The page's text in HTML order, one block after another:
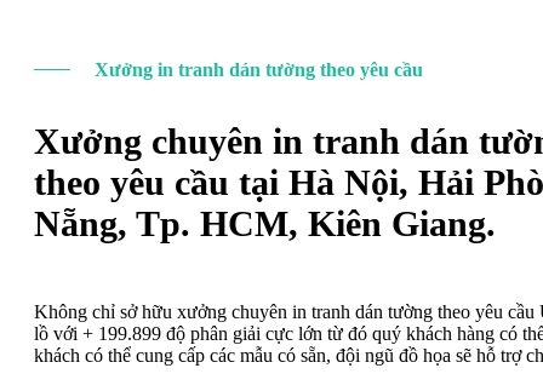
Xưởng in tranh dán tường theo yêu cầu
Xưởng chuyên in tranh dán
theo yêu cầu tại Hà Nội, Hải
Nẵng, Tp. HCM, Kiên Giang.
Không chỉ sở hữu xưởng chuyên in tranh dán tường theo yêu
lồ với + 199.899 độ phân giải cực lớn từ đó quý khách hàng có
khách có thể cung cấp các mẫu có sẵn, đội ngũ đồ họa sẽ hỗ trợ